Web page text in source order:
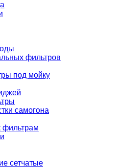
фильтров
под мойку
самогона
фильтрам
сетчатые